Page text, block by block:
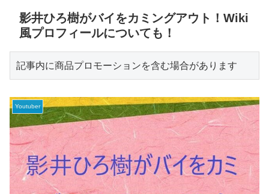
影井ひろ樹がバイをカミングアウト！Wiki
風プロフィールについても！
記事内に商品プロモーションを含む場合があります
Youtuber